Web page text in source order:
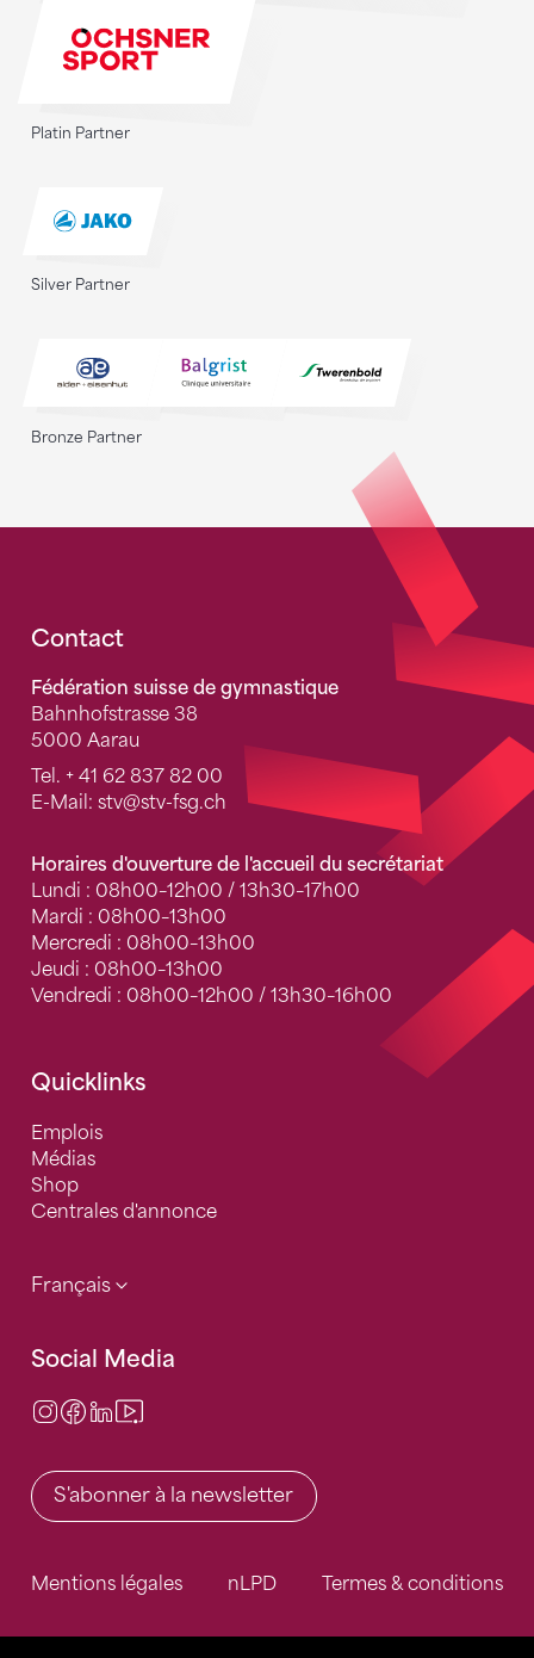
Platin Partner
Silver Partner
Bronze Partner
Fusszeile
Contact
Fédération suisse de gymnastique
Bahnhofstrasse 38
5000 Aarau
Tel. + 41 62 837 82 00
E-Mail: stv@stv-fsg.ch
Horaires d'ouverture de l'accueil du secrétariat
Lundi : 08h00–12h00 / 13h30–17h00
Mardi : 08h00–13h00
Mercredi : 08h00–13h00
Jeudi : 08h00–13h00
Vendredi : 08h00–12h00 / 13h30–16h00
Quicklinks
Emplois
Médias
Shop
Centrales d'annonce
Français
Social Media
Instagram
Facebook
LinkedIn
S'abonner à la newsletter
Mentions légales nLPD Termes & conditions